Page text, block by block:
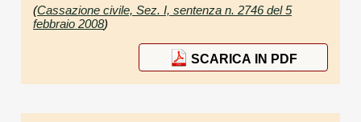
(Cassazione civile, Sez. I, sentenza n. 2746 del 5
febbraio 2008)
SCARICA IN PDF